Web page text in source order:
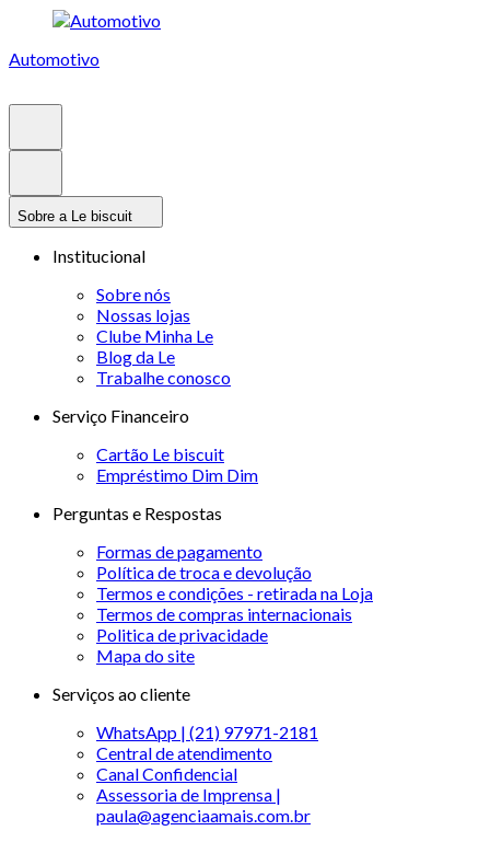
Automotivo
Sobre a Le biscuit
Institucional
Sobre nós
Nossas lojas
Clube Minha Le
Blog da Le
Trabalhe conosco
Serviço Financeiro
Cartão Le biscuit
Empréstimo Dim Dim
Perguntas e Respostas
Formas de pagamento
Política de troca e devolução
Termos e condições - retirada na Loja
Termos de compras internacionais
Politica de privacidade
Mapa do site
Serviços ao cliente
WhatsApp | (21) 97971-2181
Central de atendimento
Canal Confidencial
Assessoria de Imprensa |
paula@agenciaamais.com.br